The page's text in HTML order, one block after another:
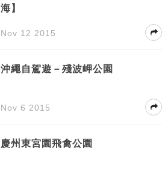
海】
Nov 12 2015
沖繩自駕遊－殘波岬公園
Nov 6 2015
慶州東宮園飛禽公園